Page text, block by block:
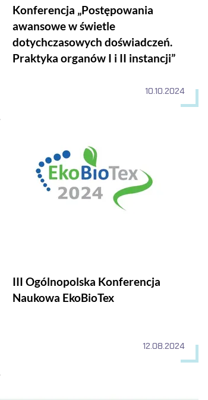
Konferencja „Postępowania
awansowe w świetle
dotychczasowych doświadczeń.
Praktyka organów I i II instancji”
10.10.2024
III Ogólnopolska Konferencja
Naukowa EkoBioTex
12.08.2024